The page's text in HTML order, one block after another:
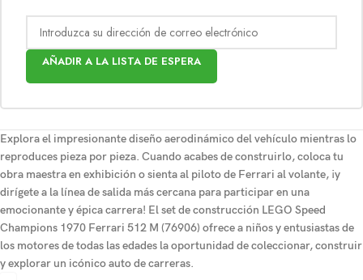
AÑADIR A LA LISTA DE ESPERA
Explora el impresionante diseño aerodinámico del vehículo mientras lo
reproduces pieza por pieza. Cuando acabes de construirlo, coloca tu
obra maestra en exhibición o sienta al piloto de Ferrari al volante, ¡y
dirígete a la línea de salida más cercana para participar en una
emocionante y épica carrera! El set de construcción LEGO Speed
Champions 1970 Ferrari 512 M (76906) ofrece a niños y entusiastas de
los motores de todas las edades la oportunidad de coleccionar, construir
y explorar un icónico auto de carreras.